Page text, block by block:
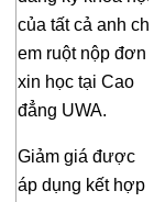
của tất cả anh chị
em ruột nộp đơn
xin học tại Cao
đẳng UWA.
Giảm giá được
áp dụng kết hợp